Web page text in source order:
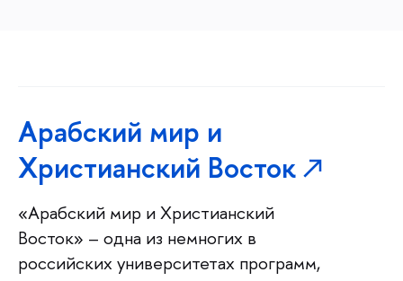
Арабский мир и
Христианский Восток
«Арабский мир и Христианский
Восток» – одна из немногих в
российских университетах программ,